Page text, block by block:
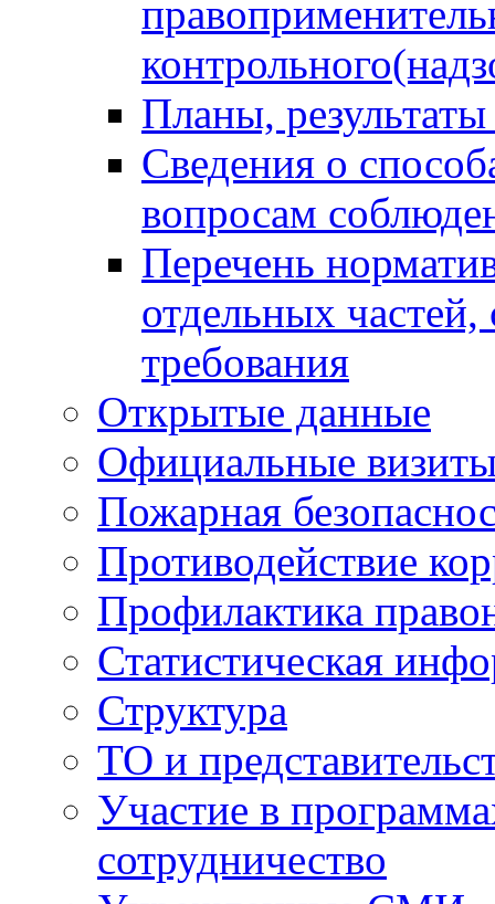
Планы,
Сведения о
вопросам
Перечень
отдельных
требования
Открытые данные
Официальные
Пожарная
Противодействие
Профилактика
Статистическая
Структура
ТО и
Участие в
сотрудничество